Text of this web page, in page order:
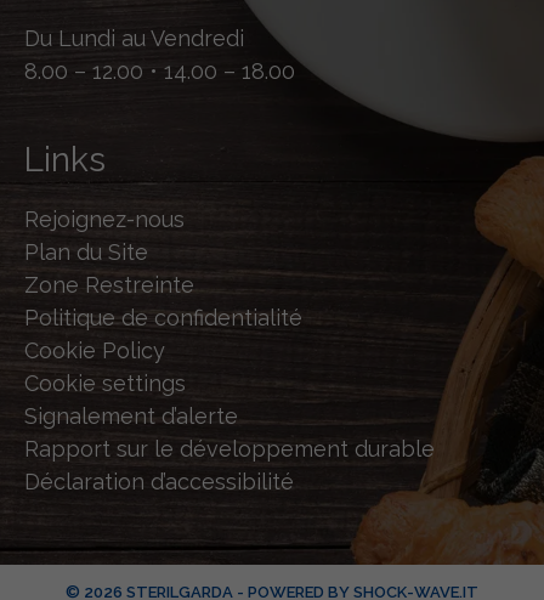
Du Lundi au Vendredi
8.00 – 12.00 • 14.00 – 18.00
Links
Rejoignez-nous
Plan du Site
Zone Restreinte
Politique de confidentialité
Cookie Policy
Cookie settings
Signalement d’alerte
Rapport sur le développement durable
Déclaration d’accessibilité
© 2026 STERILGARDA - POWERED BY SHOCK-WAVE.IT